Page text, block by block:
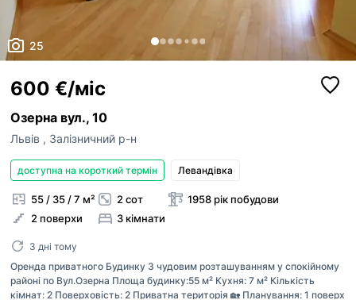
25
600 €/міс
Озерна вул., 10
Львів , Залізничний р-н
доступна на короткий термін Левандівка
55 / 35 / 7 м²
2 поверхи
2 сот
3 кімнати
1958 рік побудови
3 дні тому
Оренда приватного Будинку З чудовим розташуванням у спокійному
районі по Вул.Озерна Площа будинку:55 м² Кухня: 7 м² Кількість
кімнат: 2 Поверховість: 2 Приватна територія 🏡 Планування: 1 поверх